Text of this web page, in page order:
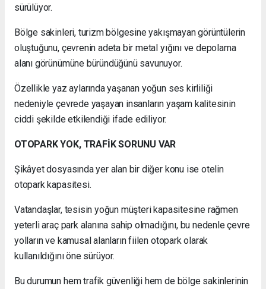
sürülüyor.
Bölge sakinleri, turizm bölgesine yakışmayan görüntülerin
oluştuğunu, çevrenin adeta bir metal yığını ve depolama
alanı görünümüne büründüğünü savunuyor.
Özellikle yaz aylarında yaşanan yoğun ses kirliliği
nedeniyle çevrede yaşayan insanların yaşam kalitesinin
ciddi şekilde etkilendiği ifade ediliyor.
OTOPARK YOK, TRAFİK SORUNU VAR
Şikâyet dosyasında yer alan bir diğer konu ise otelin
otopark kapasitesi.
Vatandaşlar, tesisin yoğun müşteri kapasitesine rağmen
yeterli araç park alanına sahip olmadığını, bu nedenle çevre
yolların ve kamusal alanların fiilen otopark olarak
kullanıldığını öne sürüyor.
Bu durumun hem trafik güvenliği hem de bölge sakinlerinin